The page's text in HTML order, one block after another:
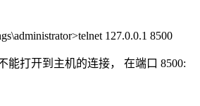
127.0.0.1 8500
能打开到主机的连接， 在端口 8500: